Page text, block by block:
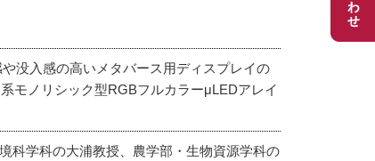
没入感の高いメタバース用ディスプレイの
モノリシック型RGBフルカラーμLEDアレイ
科学科の大浦教授、農学部・生物資源学科の